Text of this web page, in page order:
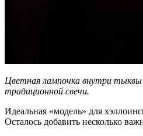
Цветная лампочка внутри
традиционной свечи.
Идеальная «модель» для
Осталось добавить несколько